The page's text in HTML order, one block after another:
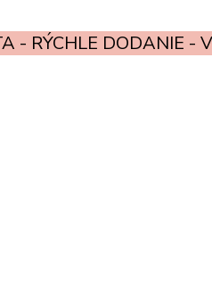
- RÝCHLE DODANIE -